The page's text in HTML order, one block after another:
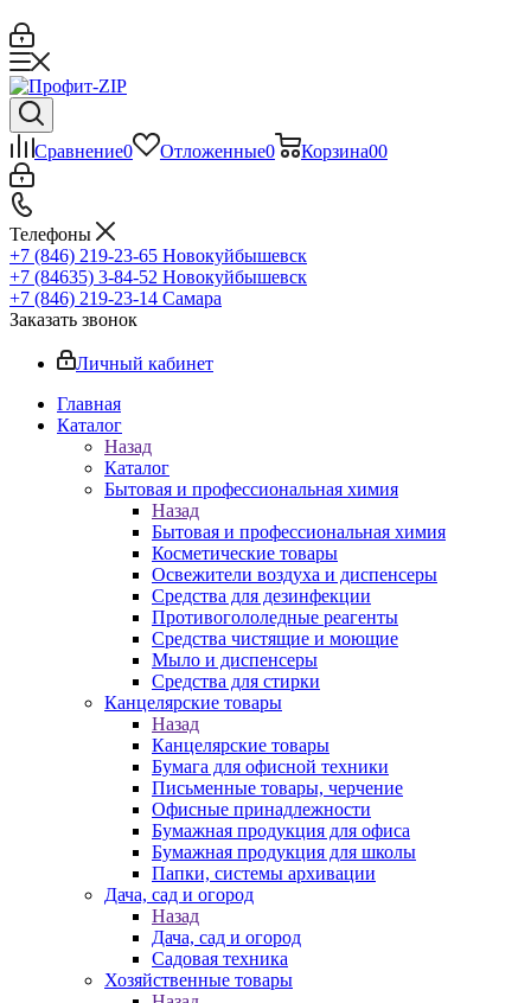
Сравнение0 Отложенные0 Корзина00
Телефоны
+7 (846) 219-23-65 Новокуйбышевск
+7 (84635) 3-84-52 Новокуйбышевск
+7 (846) 219-23-14 Самара
Заказать звонок
Личный кабинет
Главная
Каталог
Назад
Каталог
Бытовая и профессиональная химия
Назад
Бытовая и профессиональная химия
Косметические товары
Освежители воздуха и диспенсеры
Средства для дезинфекции
Противогололедные реагенты
Средства чистящие и моющие
Мыло и диспенсеры
Средства для стирки
Канцелярские товары
Назад
Канцелярские товары
Бумага для офисной техники
Письменные товары, черчение
Офисные принадлежности
Бумажная продукция для офиса
Бумажная продукция для школы
Папки, системы архивации
Дача, сад и огород
Назад
Дача, сад и огород
Садовая техника
Хозяйственные товары